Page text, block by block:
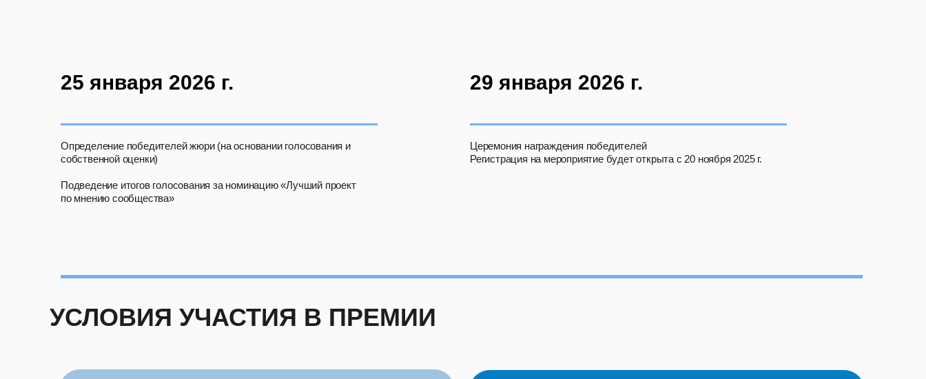
Определение победителей жюри (на основании голосования и
собственной оценки)
Подведение итогов голосования за номинацию «Лучший проект
по мнению сообщества»
Церемония награждения победителей
Регистрация на мероприятие будет открыта с 20 ноября 2025 г.
25 января 2026 г. 29 января 2026 г.
УСЛОВИЯ УЧАСТИЯ В ПРЕМИИ